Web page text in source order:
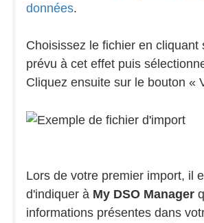
données.
Choisissez le fichier en cliquant
prévu à cet effet puis
Cliquez ensuite sur le bouton «
Lors de votre premier import, il
d'indiquer à My DSO Manager
informations présentes dans